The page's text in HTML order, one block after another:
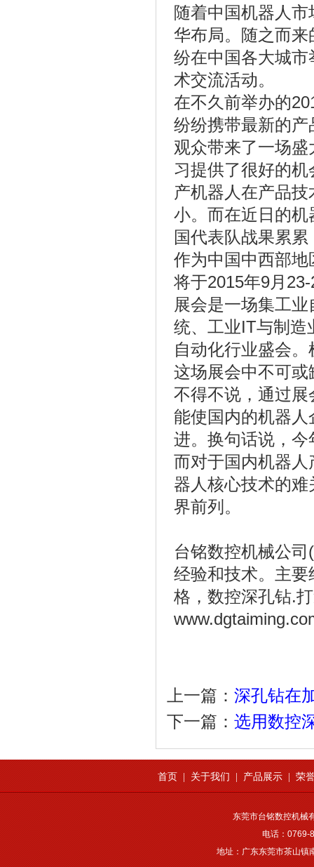
随着中国机器人
华布局。随之而
纷在中国各大城
术交流活动。
在不久前举办的
纷纷携带最新的
观众带来了一场
习提供了很好的
产机器人在产品
小。而在近日的
国代表队战果累
作为中国中西部
将于2015年9月
展会是一场集工
统、工业IT与制造
自动化行业盛会
这场展会中不可
不得不说，通过
能使国内的机器
进。换句话说，
而对于国内机器
器人核心技术的
界前列。
台铭数控机械公
经验和技术。主
格，数控深孔钻.
上一篇： 深孔钻在
下一篇： 选用数控
首页 关于我们 产品展示| 荣
东莞市台铭数控机械
电话：0769-
地址：广东东莞市茶山镇